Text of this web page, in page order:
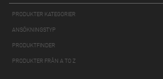
PRODUKTER KATEGORIER
ANSÖKNINGSTYP
PRODUKTFINDER
PRODUKTER FRÅN A TO Z